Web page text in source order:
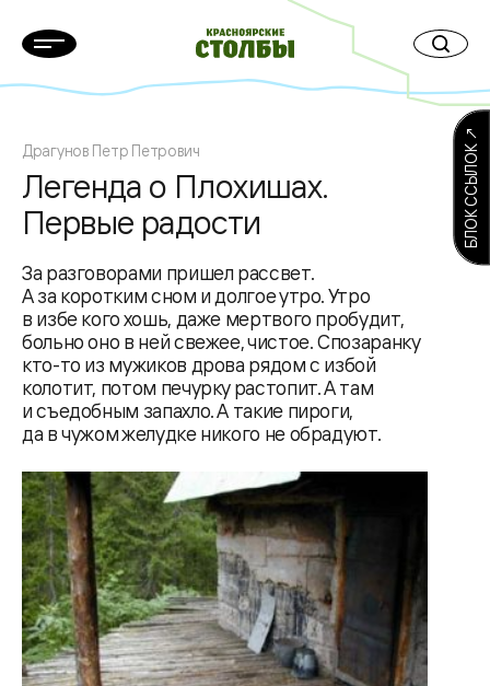
Драгунов Петр Петрович
Легенда о Плохишах.
Первые радости
За разговорами пришел рассвет.
А за коротким сном и долгое утро. Утро
в избе кого хошь, даже мертвого пробудит,
больно оно в ней свежее, чистое. Спозаранку
кто-то из мужиков дрова рядом с избой
колотит, потом печурку растопит. А там
и съедобным запахло. А такие пироги,
да в чужом желудке никого не обрадуют.
БЛОК ССЫЛОК ↗